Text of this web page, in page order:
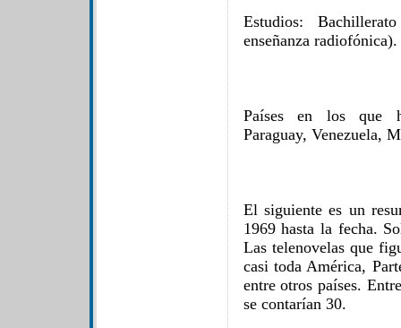
Estudios:
enseñanza
Países en los que
Paraguay, Venezuela,
El siguiente es un
1969 hasta la fecha.
Las telenovelas que
casi toda América,
entre otros países.
se contarían 30.